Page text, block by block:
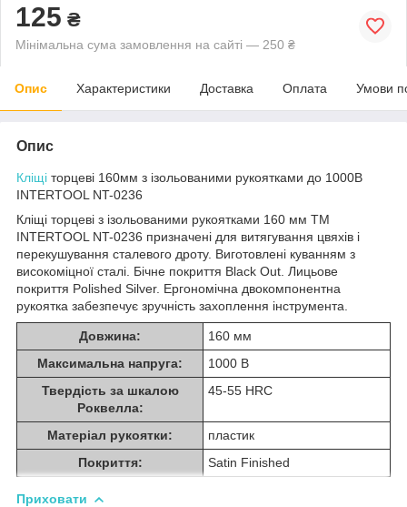
125 ₴
Мінімальна сума замовлення на сайті — 250 ₴
Опис Характеристики Доставка Оплата Умови
Опис
Кліщі торцеві 160мм з ізольованими рукоятками до 1000В
INTERTOOL NT-0236
Кліщі торцеві з ізольованими рукоятками 160 мм ТМ
INTERTOOL NT-0236 призначені для витягування цвяхів і
перекушування сталевого дроту. Виготовлені куванням з
високоміцної сталі. Бічне покриття Black Out. Лицьове
покриття Polished Silver. Ергономічна двокомпонентна
рукоятка забезпечує зручність захоплення інструмента.
Довжина:
160 мм
Максимальна напруга:
1000 В
Твердість за шкалою
Роквелла:
45-55 HRC
Матеріал рукоятки:
пластик
Покриття:
Satin Finished
Приховати